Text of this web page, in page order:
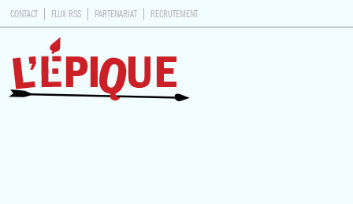
CONTACT FLUX RSS PARTENARIAT RECRUTEMENT